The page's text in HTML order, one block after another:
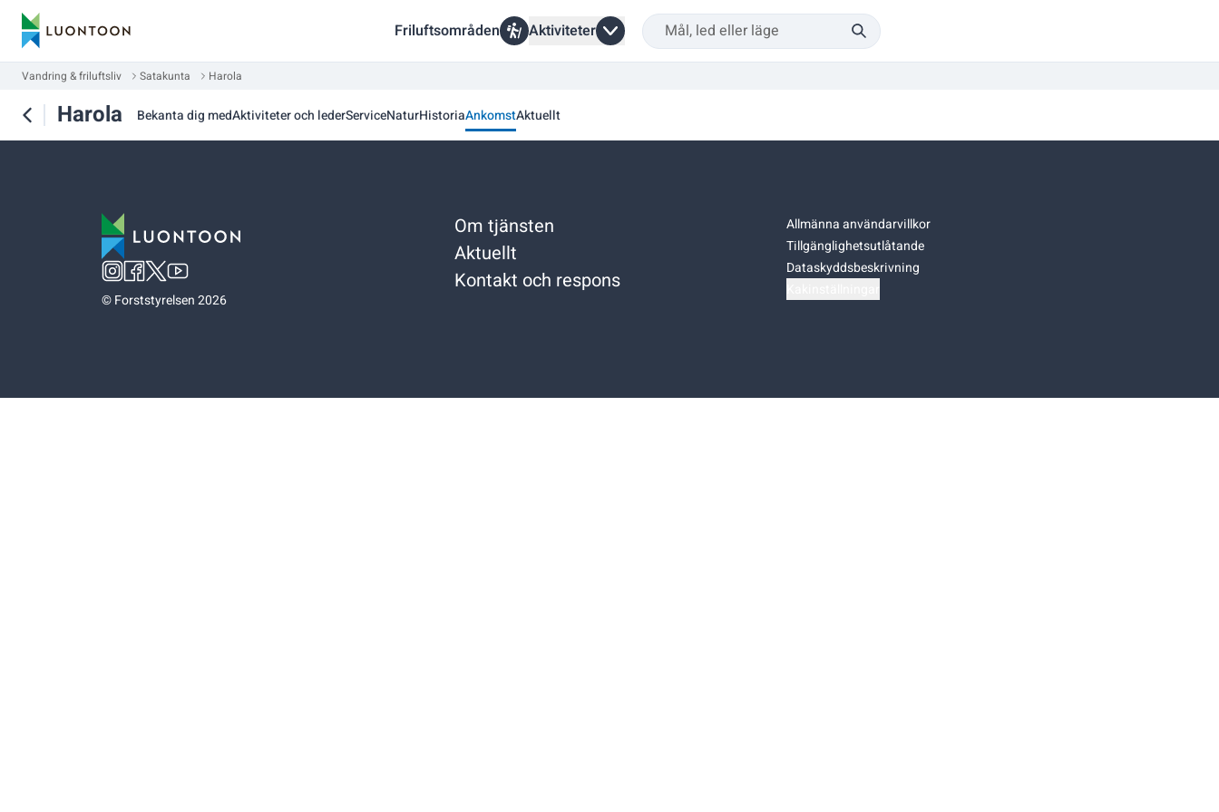
Friluftsområden Aktiviteter
Vandring & friluftsliv Satakunta Harola
Harola Bekanta dig medAktiviteter och lederServiceNaturHistoriaAnkomstAktuellt
©Forststyrelsen 2026
Om tjänsten
Aktuellt
Kontakt och respons
Allmänna användarvillkor
Tillgänglighetsutlåtande
Dataskyddsbeskrivning